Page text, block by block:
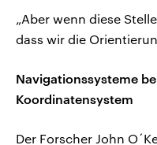
„Aber wenn diese
dass wir die
Navigationssysteme
Koordinatensystem
Der Forscher John